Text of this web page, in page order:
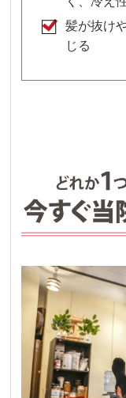
髪が抜け
じる